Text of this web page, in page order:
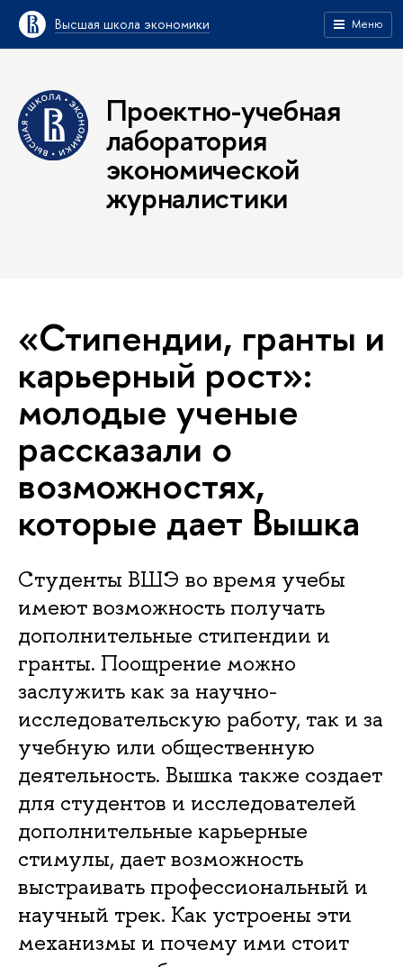
Высшая школа экономики Меню
Проектно-учебная
лаборатория
экономической
журналистики
«Стипендии, гранты и
карьерный рост»:
молодые ученые
рассказали о
возможностях,
которые дает Вышка
Студенты ВШЭ во время учебы
имеют возможность получать
дополнительные стипендии и
гранты. Поощрение можно
заслужить как за научно-
исследовательскую работу, так и за
учебную или общественную
деятельность. Вышка также создает
для студентов и исследователей
дополнительные карьерные
стимулы, дает возможность
выстраивать профессиональный и
научный трек. Как устроены эти
механизмы и почему ими стоит